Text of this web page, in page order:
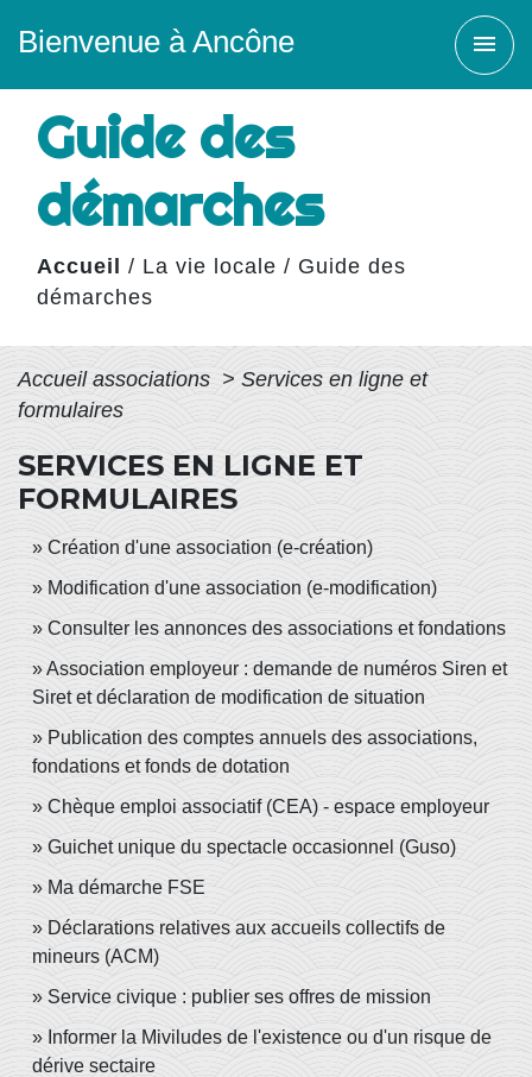
Bienvenue à Ancône menu
Guide des
démarches
Accueil / La vie locale / Guide des
démarches
Accueil associations > Services en ligne et
formulaires
SERVICES EN LIGNE ET
FORMULAIRES
Création d'une association (e-création)
Modification d'une association (e-modification)
Consulter les annonces des associations et fondations
Association employeur : demande de numéros Siren et
Siret et déclaration de modification de situation
Publication des comptes annuels des associations,
fondations et fonds de dotation
Chèque emploi associatif (CEA) - espace employeur
Guichet unique du spectacle occasionnel (Guso)
Ma démarche FSE
Déclarations relatives aux accueils collectifs de
mineurs (ACM)
Service civique : publier ses offres de mission
Informer la Miviludes de l'existence ou d'un risque de
dérive sectaire